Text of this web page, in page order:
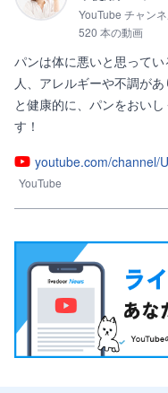
YouTube チャン
520 本の動画
パンは体に悪いと思って
人、アレルギーや不調が
と健康的に、パンをおい
す！
youtube.com/channel/
YouTube